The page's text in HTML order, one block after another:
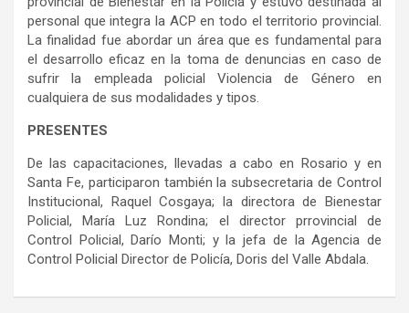
personal que integra la ACP en todo el territorio provincial.
La finalidad fue abordar un área que es fundamental para
el desarrollo eficaz en la toma de denuncias en caso de
sufrir la empleada policial Violencia de Género en
cualquiera de sus modalidades y tipos.
PRESENTES
De las capacitaciones, llevadas a cabo en Rosario y en
Santa Fe, participaron también la subsecretaria de Control
Institucional, Raquel Cosgaya; la directora de Bienestar
Policial, María Luz Rondina; el director prrovincial de
Control Policial, Darío Monti; y la jefa de la Agencia de
Control Policial Director de Policía, Doris del Valle Abdala.